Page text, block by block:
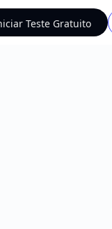
Teste Gratuito